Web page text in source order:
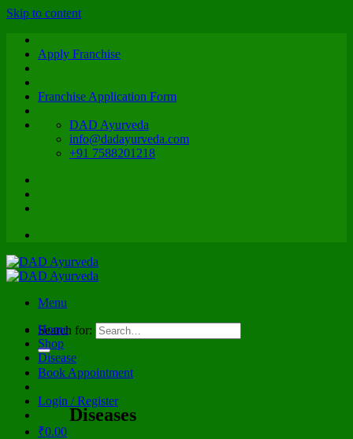
Skip to content
Apply Franchise
Franchise Application Form
DAD Ayurveda
info@dadayurveda.com
+91 7588201218
Menu
Search for:
Book Appointment
Login / Register
₹0.00
Home
Shop
Disease
Diseases